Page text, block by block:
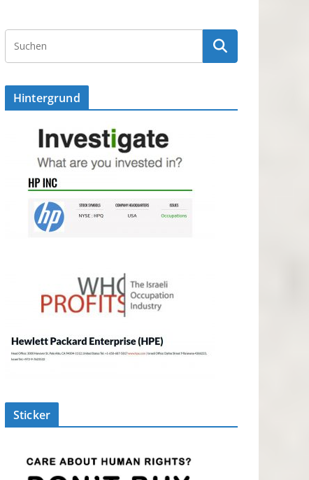
Hintergrund
Sticker